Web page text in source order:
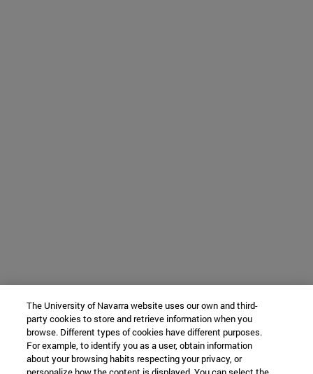
The University of Navarra website uses our own and third-
party cookies to store and retrieve information when you
browse. Different types of cookies have different purposes.
For example, to identify you as a user, obtain information
about your browsing habits respecting your privacy, or